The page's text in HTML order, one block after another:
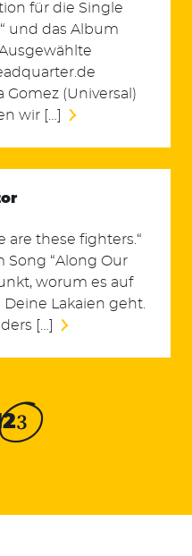
für die Single
und das Album
Gomez (Universal)
wir […]
are these fighters.“
Song “Along Our
worum es auf
Lakaien geht.
[…]
23